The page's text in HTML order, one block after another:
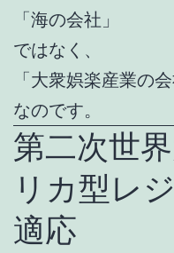
「海の会社」
ではなく、
「大衆娯楽産業の会
なのです。
第二次世
リカ型レ
適応